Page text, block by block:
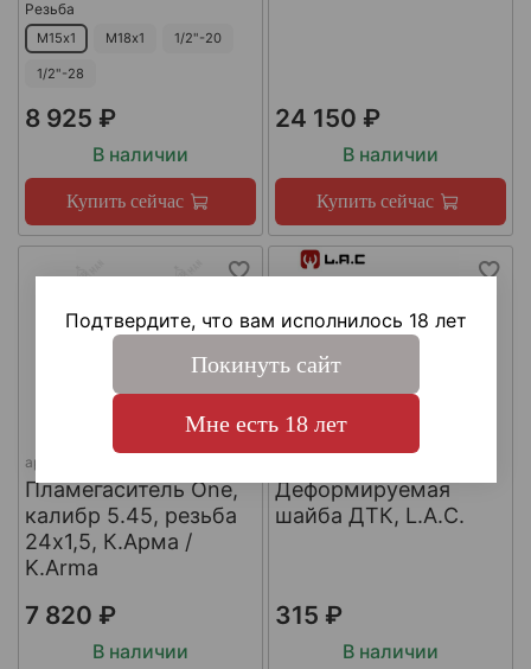
Резьба
М15х1 М18х1 1/2"-20
1/2"-28
8 925 ₽
В наличии
Купить сейчас
24 150 ₽
В наличии
Купить сейчас
арт.
Пламегаситель One,
калибр 5.45, резьба
24х1,5, К.Арма /
K.Arma
7 820 ₽
В наличии
Деформируемая
шайба ДТК, L.A.C.
315 ₽
В наличии
Подтвердите, что вам исполнилось 18 лет
Покинуть сайт
Мне есть 18 лет